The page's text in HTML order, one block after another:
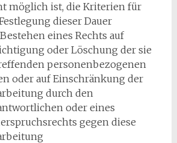
möglich ist, die Kriterien für
dieser Dauer
eines Rechts auf
oder Löschung der sie
personenbezogenen
oder auf Einschränkung der
durch den
oder eines
gegen diese